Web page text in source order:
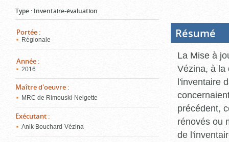
Type : Inventaire-évaluation
Portée :
Régionale
Année :
2016
Maître d'oeuvre :
MRC de Rimouski-Neigette
Exécutant :
Anik Bouchard-Vézina
Résumé
La Mise à
Vézina, à la
l'inventaire
précédent,
rénovés ou
de